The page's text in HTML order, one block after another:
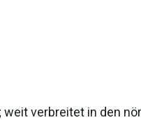
verbreitet in den